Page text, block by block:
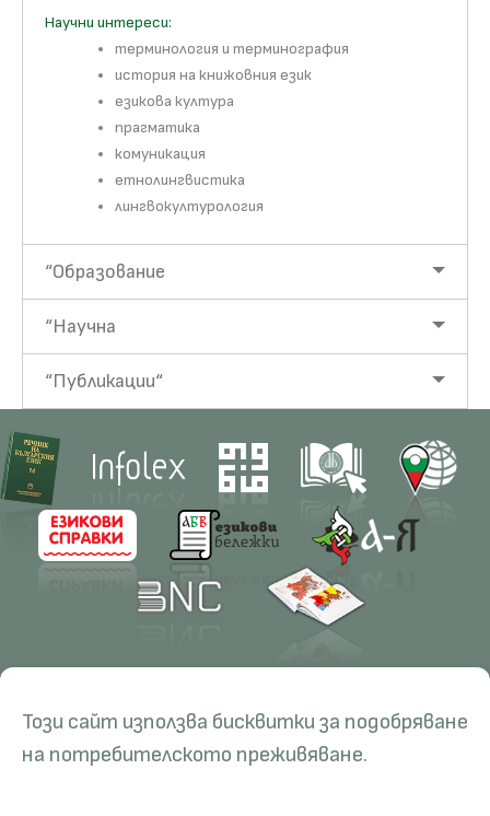
Този сайт използва бисквитки за подобряване
на потребителското преживяване.
Научни интереси:
терминология и терминография
история на книжовния език
езикова култура
прагматика
комуникация
етнолингвистика
лингвокултурология
“Образование
“Научна
“Публикации“
Management Projects
Education Resources